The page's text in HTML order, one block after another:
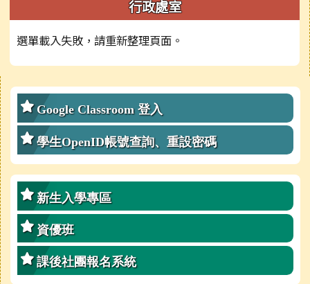
行政處室
選單載入失敗，請重新整理頁面。
右邊區域內容
Google Classroom 登入
學生OpenID帳號查詢、重設密碼
新生入學專區
資優班
課後社團報名系統